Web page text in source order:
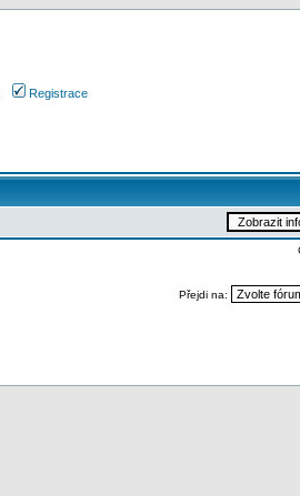
Registrace
Přejdi na: